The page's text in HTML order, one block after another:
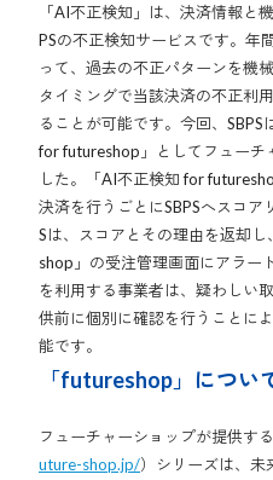
「AI不正検知」は、決済情報と
PSの不正検知サービスです。年
って、過去の不正パターンを機
タイミングで当該決済の不正利
ることが可能です。今回、
for futureshop」としてフューチ
した。「AI不正検知 for
決済を行うごとにSBPSへスコア
Sは、スコアとその理由を返却
shop」の受注管理画面にアラー
を利用する事業者は、疑わしい
供前に個別に確認を行うことに
能です。
「futureshop」につい
フューチャーショップが提供す
uture-shop.jp/）シリーズは、未